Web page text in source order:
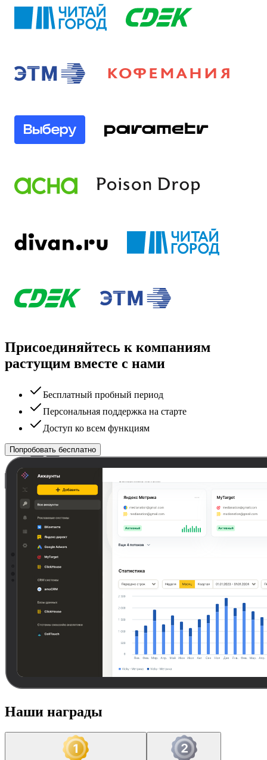
Присоединяйтесь к компаниям
растущим вместе с нами
Бесплатный пробный период
Персональная поддержка на старте
Доступ ко всем функциям
Попробовать бесплатно
Наши награды